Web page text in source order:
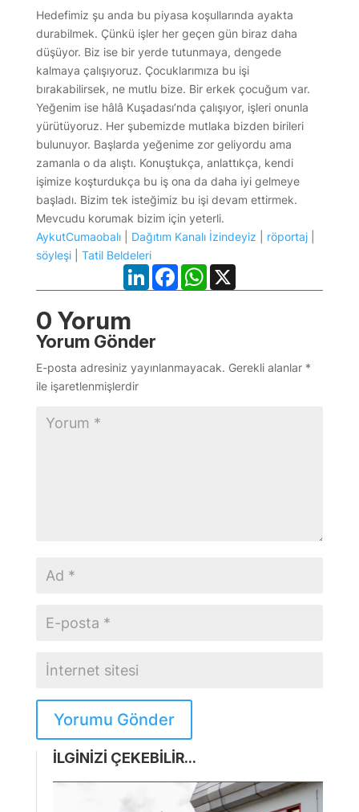
Hedefimiz şu anda bu piyasa koşullarında ayakta
durabilmek. Çünkü işler her geçen gün biraz daha
düşüyor. Biz ise bir yerde tutunmaya, dengede
kalmaya çalışıyoruz. Çocuklarımıza bu işi
bırakabilirsek, ne mutlu bize. Bir erkek çocuğum var.
Yeğenim ise hâlâ Kuşadası’nda çalışıyor, işleri onunla
yürütüyoruz. Her şubemizde mutlaka bizden birileri
bulunuyor. Başlarda yeğenime zor geliyordu ama
zamanla o da alıştı. Konuştukça, anlattıkça, kendi
işimize koşturdukça bu iş ona da daha iyi gelmeye
başladı. Bizim tek isteğimiz bu işi devam ettirmek.
Mevcudu korumak bizim için yeterli.
AykutCumaobalı| Dağıtım Kanalı İzindeyiz röportaj|
söyleşi| Tatil Beldeleri
LinkedInFacebookWhatsApp
X
0 Yorum
Yorum Gönder
E-posta adresiniz yayınlanmayacak. Gerekli alanlar *
ile işaretlenmişlerdir
Yorumu Gönder
İLGİNİZİ ÇEKEBİLİR...